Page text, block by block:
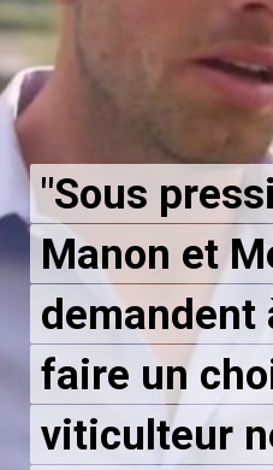
"Sous
Manon et
demandent
faire un
viticulteur
"Sous
Manon et
demandent
faire un
viticulteur